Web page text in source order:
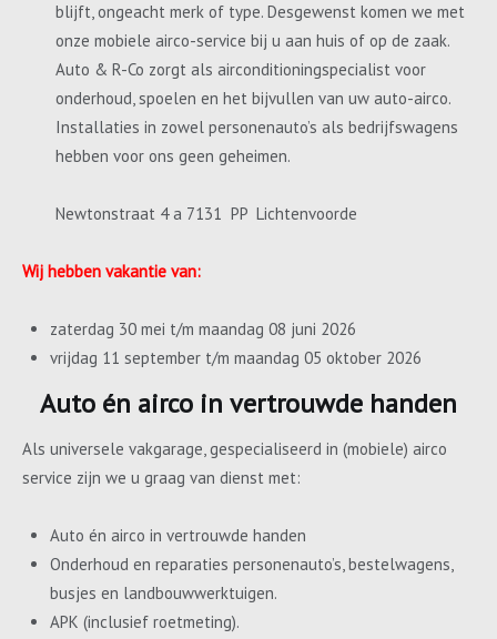
blijft, ongeacht merk of type. Desgewenst komen we met
onze mobiele airco-service bij u aan huis of op de zaak.
Auto & R-Co zorgt als airconditioningspecialist voor
onderhoud, spoelen en het bijvullen van uw auto-airco.
Installaties in zowel personenauto’s als bedrijfswagens
hebben voor ons geen geheimen.
Newtonstraat 4 a 7131 PP Lichtenvoorde
Wij hebben vakantie van:
zaterdag 30 mei t/m maandag 08 juni 2026
vrijdag 11 september t/m maandag 05 oktober 2026
Auto én airco in vertrouwde handen
Als universele vakgarage, gespecialiseerd in (mobiele) airco
service zijn we u graag van dienst met:
Auto én airco in vertrouwde handen
Onderhoud en reparaties personenauto’s, bestelwagens,
busjes en landbouwwerktuigen.
APK (inclusief roetmeting).